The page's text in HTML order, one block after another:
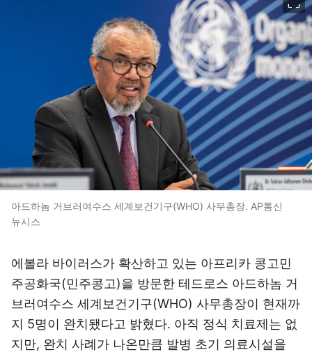
아드하놈 거브러여수스 세계보건기구(WHO) 사무총장. AP통신
뉴시스
에볼라 바이러스가 확산하고 있는 아프리카 콩고민
주공화국(민주콩고)을 방문한 테드로스 아드하놈 거
브러여수스 세계보건기구(WHO) 사무총장이 현재까
지 5명이 완치됐다고 밝혔다. 아직 정식 치료제는 없
지만, 완치 사례가 나온만큼 발병 초기 의료시설을